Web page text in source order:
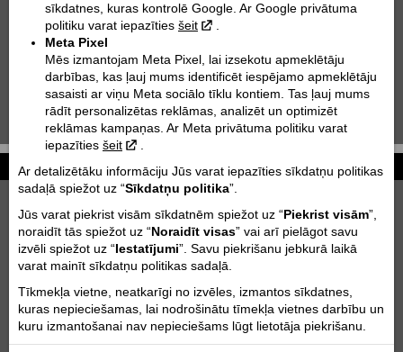
KTM 890 DUKE
KTM 300 EXC TPI | 2021
KTM 790 ADVENTURE R RALLY | 2020
KTM 85 SX | 2020
Ziņas
2027 KTM 790 DUKE
2026-06-26
Motofavorīts komanda Adventure forest rally Saldus!
2026-06-03
Motociklu uzglabāšana & transportēšana
2023-10-11
DEMO MOTOCIKLU IZPĀRDOŠANA
sīkdatnes, kuras kontrolē Google. Ar Google privātuma
politiku varat iepazīties šeit
Meta Pixel
Mēs izmantojam Meta Pixel, lai izsekotu apmeklētāju
darbības, kas ļauj mums identificēt iespējamo apmeklētāju
sasaisti ar viņu Meta sociālo tīklu kontiem. Tas ļauj mums
rādīt personalizētas reklāmas, analizēt un optimizēt
reklāmas kampaņas. Ar Meta privātuma politiku varat
iepazīties šeit
Ar detalizētāku informāciju Jūs varat iepazīties sīkdatņu politikas
sadaļā spiežot uz “Sīkdatņu politika”.
Jūs varat piekrist visām sīkdatnēm spiežot uz “Piekrist visām”,
noraidīt tās spiežot uz “Noraidīt visas” vai arī pielāgot savu
izvēli spiežot uz “Iestatījumi”. Savu piekrišanu jebkurā laikā
varat mainīt sīkdatņu politikas sadaļā.
Tīkmekļa vietne, neatkarīgi no izvēles, izmantos sīkdatnes,
kuras nepieciešamas, lai nodrošinātu tīmekļa vietnes darbību un
kuru izmantošanai nav nepieciešams lūgt lietotāja piekrišanu.